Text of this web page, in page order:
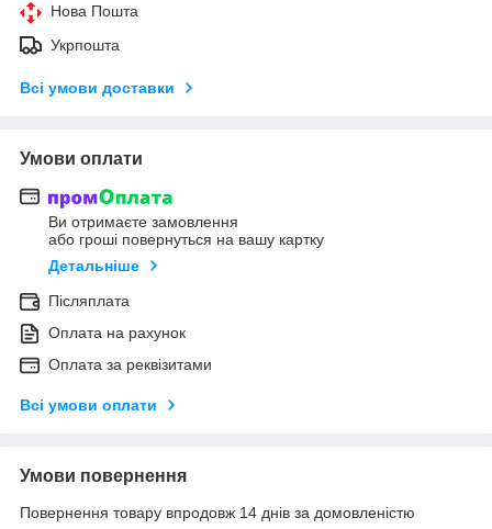
Нова Пошта
Укрпошта
Всі умови доставки
Умови оплати
Ви отримаєте замовлення
або гроші повернуться на вашу картку
Детальніше
Післяплата
Оплата на рахунок
Оплата за реквізитами
Всі умови оплати
Умови повернення
Повернення товару впродовж 14 днів за домовленістю